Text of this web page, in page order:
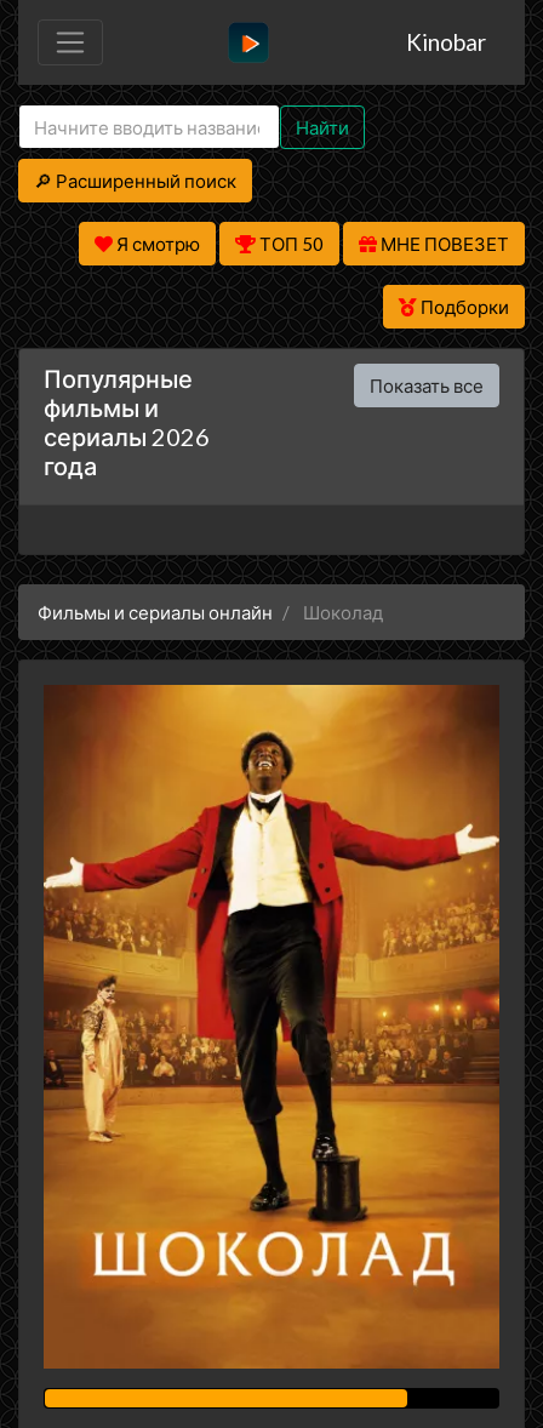
Kinobar
Найти
🔎 Расширенный поиск
Я смотрю ТОП 50 МНЕ ПОВЕЗЕТ
Подборки
Популярные
фильмы и
сериалы 2026
года
Показать все
Фильмы и сериалы онлайн Шоколад